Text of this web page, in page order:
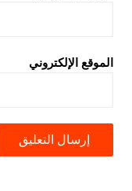
الموقع الإلكتروني